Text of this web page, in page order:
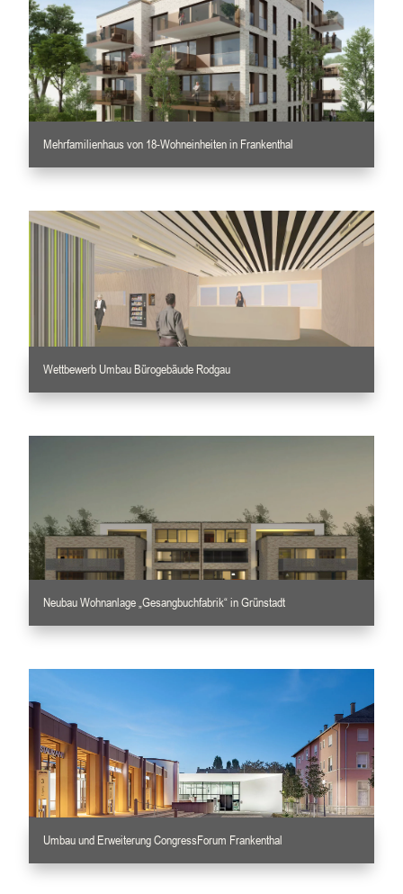
Mehrfamilienhaus von 18-Wohneinheiten in Frankenthal
Wettbewerb Umbau Bürogebäude Rodgau
Neubau Wohnanlage „Gesangbuchfabrik“ in Grünstadt
Umbau und Erweiterung CongressForum Frankenthal